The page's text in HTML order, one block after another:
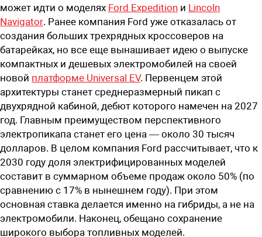
может идти о моделях Ford Expedition и Lincoln
Navigator. Ранее компания Ford уже отказалась от
создания больших трехрядных кроссоверов на
батарейках, но все еще вынашивает идею о выпуске
компактных и дешевых электромобилей на своей
новой платформе Universal EV. Первенцем этой
архитектуры станет среднеразмерный пикап с
двухрядной кабиной, дебют которого намечен на 2027
год. Главным преимуществом перспективного
электропикапа станет его цена — около 30 тысяч
долларов. В целом компания Ford рассчитывает, что к
2030 году доля электрифицированных моделей
составит в суммарном объеме продаж около 50% (по
сравнению с 17% в нынешнем году). При этом
основная ставка делается именно на гибриды, а не на
электромобили. Наконец, обещано сохранение
широкого выбора топливных моделей.